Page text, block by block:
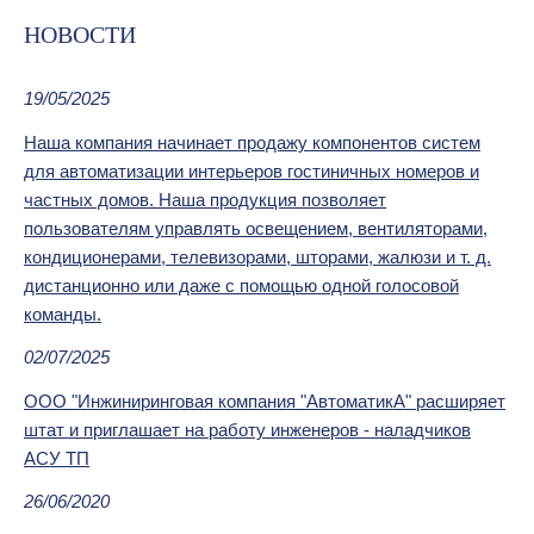
НОВОСТИ
19/05/2025
Наша компания начинает продажу компонентов систем
для автоматизации интерьеров гостиничных номеров и
частных домов. Наша продукция позволяет
пользователям управлять освещением, вентиляторами,
кондиционерами, телевизорами, шторами, жалюзи и т. д.
дистанционно или даже с помощью одной голосовой
команды.
02/07/2025
ООО "Инжиниринговая компания "АвтоматикА" расширяет
штат и приглашает на работу инженеров - наладчиков
АСУ ТП
26/06/2020